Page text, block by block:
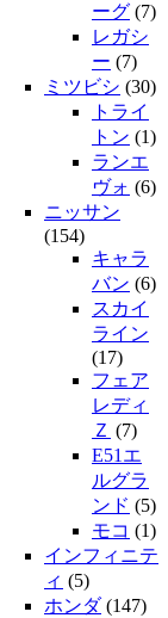
ーグ (7)
レガシ
ー (7)
ミツビシ (30)
トライ
トン (1)
ランエ
ヴォ (6)
ニッサン
(154)
キャラ
バン (6)
スカイ
ライン
(17)
フェア
レディ
Ｚ (7)
E51エ
ルグラ
ンド (5)
モコ (1)
インフィニテ
ィ (5)
ホンダ(147)